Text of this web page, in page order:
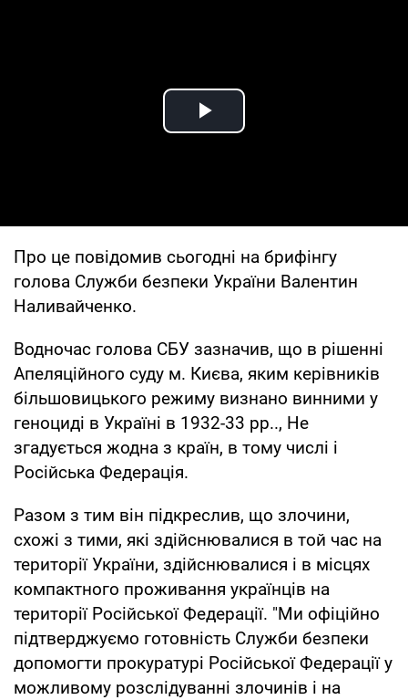
Play Video
Про це повідомив сьогодні на брифінгу
голова Служби безпеки України Валентин
Наливайченко.
Водночас голова СБУ зазначив, що в рішенні
Апеляційного суду м. Києва, яким керівників
більшовицького режиму визнано винними у
геноциді в Україні в 1932-33 рр.., Не
згадується жодна з країн, в тому числі і
Російська Федерація.
Разом з тим він підкреслив, що злочини,
схожі з тими, які здійснювалися в той час на
території України, здійснювалися і в місцях
компактного проживання українців на
території Російської Федерації. "Ми офіційно
підтверджуємо готовність Служби безпеки
допомогти прокуратурі Російської Федерації у
можливому розслідуванні злочинів і на